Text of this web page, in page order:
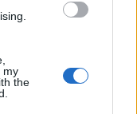
my
the